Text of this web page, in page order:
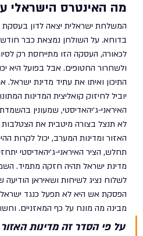
מה האינטרס הישראלי
המשלחת ישראלית יצאה לדון
בדוחא. על השולחן נמצאת כבר
לכאורה, העסקה הזו מתייחסת רק
ולשחרור החטופים. אבל בפועל היא
התיכון ואיתו את עתיד מדינת
יוביל לחיזוק קואליצית המדינות
האיראני-ג׳יהאדיסטי, שמעונין
לא תנצל בצורה מיטבית את הצטלבות
האזור ומדינות המערב, יכול לקרות
תחלש, הציר האיראני-ג׳יהאדיסטי
מדינת ישראל תהיה חזקה מתמיד.
לשלוח נציג לשיחות ושאיראן
הפסקת אש היא לא תפעל כנגד
מבינה מה מונח על כף המאזניים.
על פי הסדר זה מדינות